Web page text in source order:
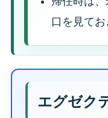
口を見てお
エグゼク